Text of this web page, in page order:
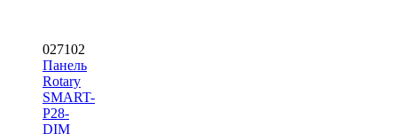
027102
Панель
Rotary
SMART-
P28-
DIM